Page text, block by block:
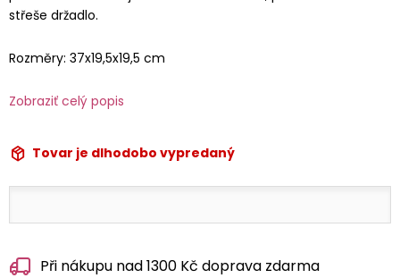
střeše držadlo.
Rozměry: 37x19,5x19,5 cm
Zobraziť celý popis
Tovar je dlhodobo vypredaný
Při nákupu nad 1300 Kč doprava zdarma